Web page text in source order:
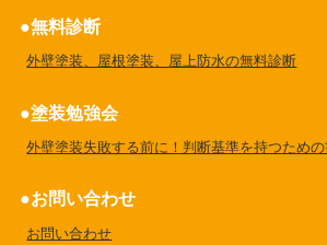
無料診断
外壁塗装、屋根塗装、屋上防水の無料診断
塗装勉強会
外壁塗装失敗する前に！判断基準を持つため
お問い合わせ
お問い合わせ